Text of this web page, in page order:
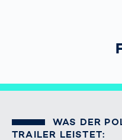
WAS DER
TRAILER LEISTET: